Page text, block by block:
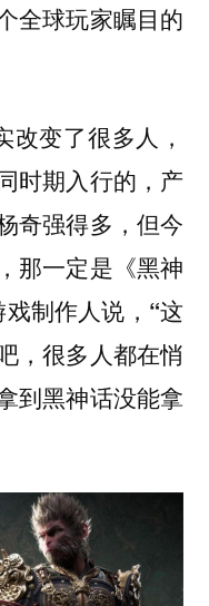
全球玩家瞩目的
改变了很多人，
时期入行的，产
奇强得多，但今
那一定是《黑神
制作人说，“这
，很多人都在悄
到黑神话没能拿